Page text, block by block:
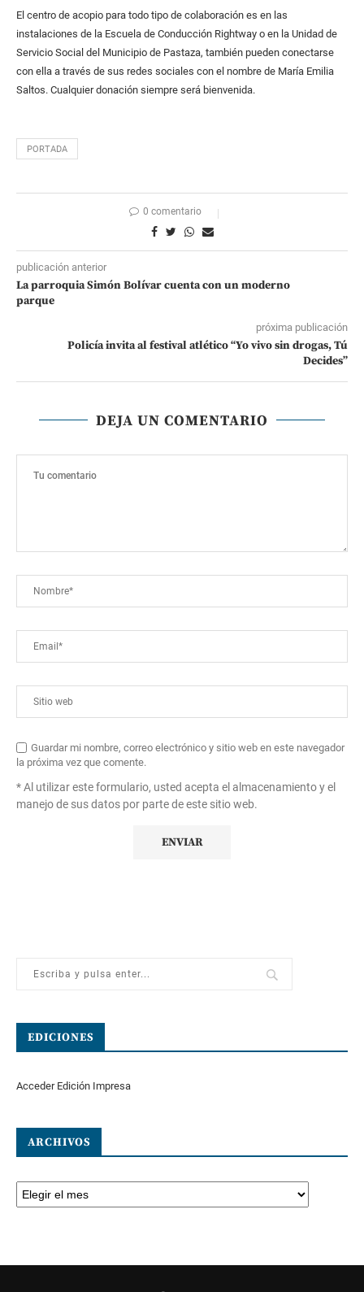
El centro de acopio para todo tipo de colaboración es en las
instalaciones de la Escuela de Conducción Rightway o en la Unidad de
Servicio Social del Municipio de Pastaza, también pueden conectarse
con ella a través de sus redes sociales con el nombre de María Emilia
Saltos. Cualquier donación siempre será bienvenida.
PORTADA
0 comentario
publicación anterior
La parroquia Simón Bolívar cuenta con un moderno
parque
próxima publicación
Policía invita al festival atlético “Yo vivo sin drogas, Tú
Decides”
DEJA UN COMENTARIO
Guardar mi nombre, correo electrónico y sitio web en este navegador
la próxima vez que comente.
* Al utilizar este formulario, usted acepta el almacenamiento y el
manejo de sus datos por parte de este sitio web.
EDICIONES
Acceder Edición Impresa
ARCHIVOS